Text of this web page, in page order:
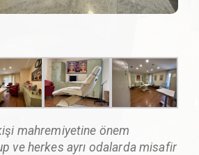
mahremiyetine önem
ve herkes ayrı odalarda misafir